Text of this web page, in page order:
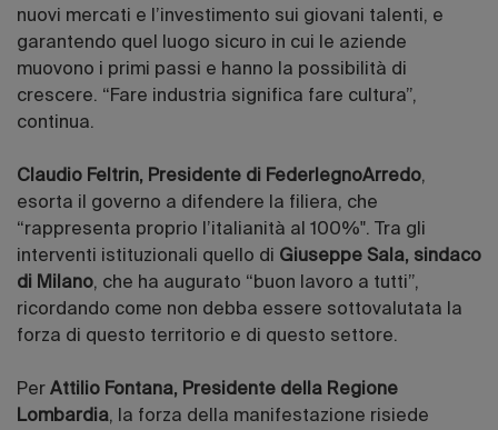
nuovi mercati e l’investimento sui giovani talenti, e
garantendo quel luogo sicuro in cui le aziende
muovono i primi passi e hanno la possibilità di
crescere. “Fare industria significa fare cultura”,
continua.
Claudio Feltrin, Presidente di FederlegnoArredo,
esorta il governo a difendere la filiera, che
“rappresenta proprio l’italianità al 100%". Tra gli
interventi istituzionali quello di Giuseppe Sala, sindaco
di Milano, che ha augurato “buon lavoro a tutti”,
ricordando come non debba essere sottovalutata la
forza di questo territorio e di questo settore.
Per Attilio Fontana, Presidente della Regione
Lombardia, la forza della manifestazione risiede